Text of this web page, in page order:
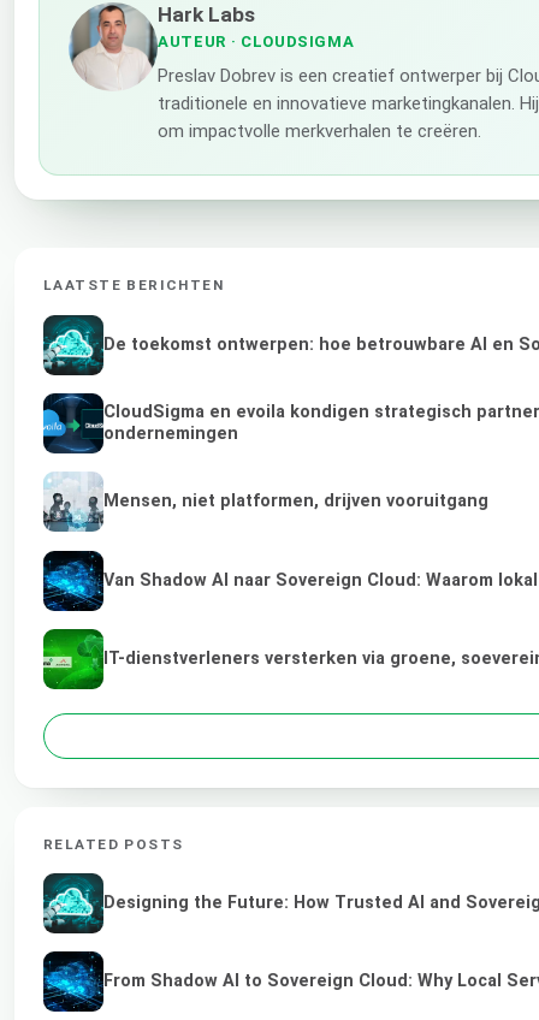
Hark Labs
AUTEUR · CLOUDSIGMA
Preslav Dobrev is een creatief ontwerper bij
traditionele en innovatieve marketingkanalen.
om impactvolle merkverhalen te creëren.
LAATSTE BERICHTEN
De toekomst ontwerpen: hoe betrouwbare AI en
CloudSigma en evoila kondigen strategisch
ondernemingen
Mensen, niet platformen, drijven vooruitgang
Van Shadow AI naar Sovereign Cloud: Waarom
IT-dienstverleners versterken via groene,
RELATED POSTS
Designing the Future: How Trusted AI and
From Shadow AI to Sovereign Cloud: Why Local